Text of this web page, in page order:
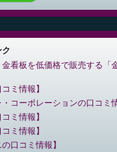
ク
看板を低価格で販売する「
ミ情報
コーポレーションの口コミ
ミ情報
ミ情報
口コミ情報